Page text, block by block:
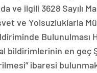
ve ilgili 3628 Sayılı
ve Yolsuzluklarla
Bulunulması
bildirimlerinin en geç
ibaresi